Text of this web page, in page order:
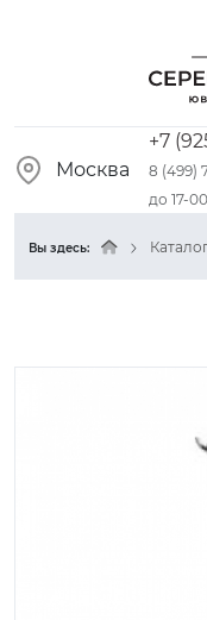
Москва
+7
8 (499)
до 17-00
Вы здесь: